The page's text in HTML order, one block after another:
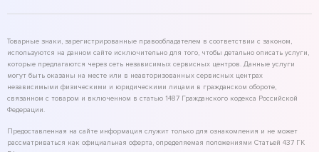
Товарные знаки, зарегистрированные правообладателем в соответствии с законом,
используются на данном сайте исключительно для того, чтобы детально описать услуги,
которые предлагаются через сеть независимых сервисных центров. Данные услуги
могут быть оказаны на месте или в неавторизованных сервисных центрах
независимыми физическими и юридическими лицами в гражданском обороте,
связанном с товаром и включенном в статью 1487 Гражданского кодекса Российской
Федерации.
Предоставленная на сайте информация служит только для ознакомления и не может
рассматриваться как официальная оферта, определяемая положениями Статьей 437 ГК